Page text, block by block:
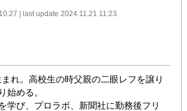
| last update 2024.11.21 11:23
れ。高校生の時父親の二眼レフを譲り
始める。
学び、プロラボ、新聞社に勤務後フリ